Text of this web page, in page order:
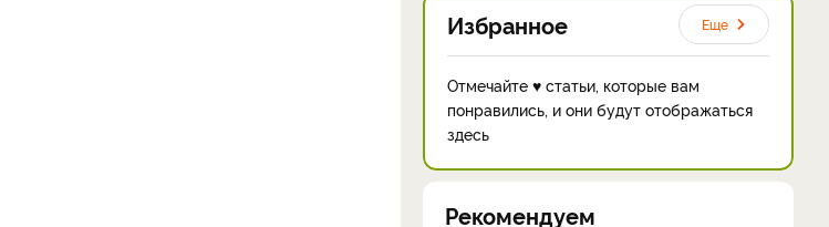
Избранное Еще
Отмечайте ♥ статьи, которые вам
понравились, и они будут отображаться
здесь
Рекомендуем